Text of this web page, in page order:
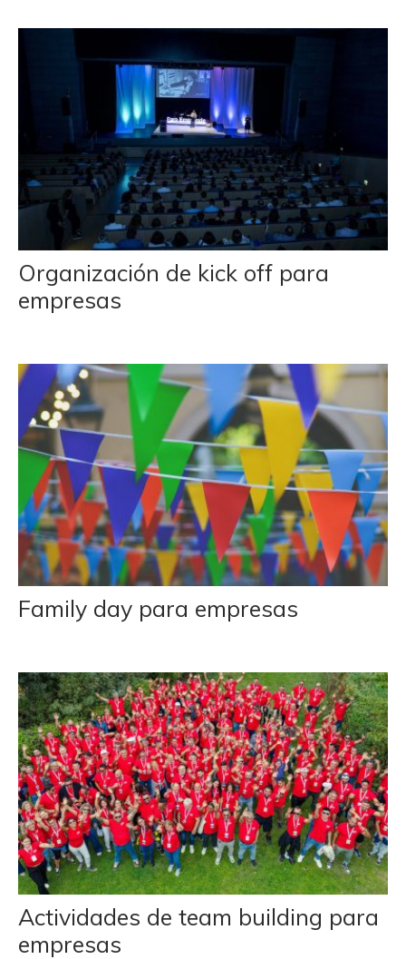
Organización de kick off para
empresas
Family day para empresas
Actividades de team building para
empresas